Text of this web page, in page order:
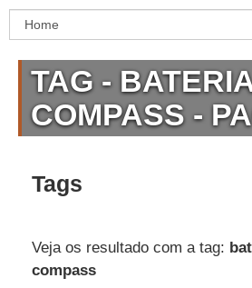
TAG -
COMPASS -
Tags
Veja os resultado com a tag:
compass